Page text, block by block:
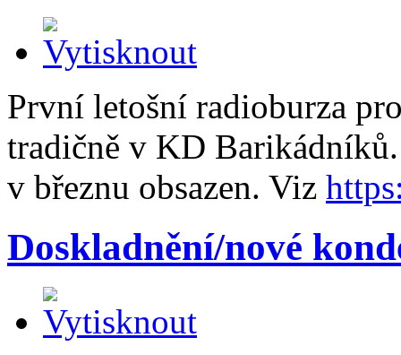
První letošní radioburza
tradičně v KD
v březnu obsazen. Viz
Doskladnění/nové